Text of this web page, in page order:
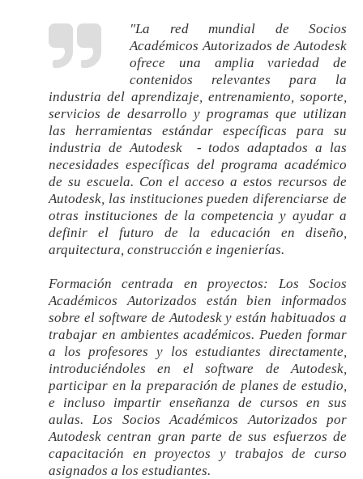
"La red mundial de Socios
Académicos Autorizados de Autodesk
ofrece una amplia variedad de
contenidos relevantes para la
industria del aprendizaje, entrenamiento, soporte,
servicios de desarrollo y programas que utilizan
las herramientas estándar específicas para su
industria de Autodesk - todos adaptados a las
necesidades específicas del programa académico
de su escuela. Con el acceso a estos recursos de
Autodesk, las instituciones pueden diferenciarse de
otras instituciones de la competencia y ayudar a
definir el futuro de la educación en diseño,
arquitectura, construcción e ingenierías.
Formación centrada en proyectos: Los Socios
Académicos Autorizados están bien informados
sobre el software de Autodesk y están habituados a
trabajar en ambientes académicos. Pueden formar
a los profesores y los estudiantes directamente,
introduciéndoles en el software de Autodesk,
participar en la preparación de planes de estudio,
e incluso impartir enseñanza de cursos en sus
aulas. Los Socios Académicos Autorizados por
Autodesk centran gran parte de sus esfuerzos de
capacitación en proyectos y trabajos de curso
asignados a los estudiantes.